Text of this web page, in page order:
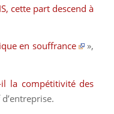
cette part descend à
en souffrance
»,
il la compétitivité des
d’entreprise.